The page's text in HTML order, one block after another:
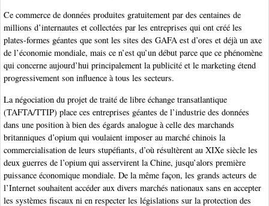
Ce commerce de données produites gratuitement par des centaines de
millions d’internautes et collectées par les entreprises qui ont créé les
plates-formes géantes que sont les sites des GAFA est d’ores et déjà un axe
de l’économie mondiale, mais ce n’est qu’un début parce que ce phénomène
qui concerne aujourd’hui principalement la publicité et le marketing étend
progressivement son influence à tous les secteurs.
La négociation du projet de traité de libre échange transatlantique
(TAFTA/TTIP) place ces entreprises géantes de l’industrie des données
dans une position à bien des égards analogue à celle des marchands
britanniques d’opium qui voulaient imposer au marché chinois la
commercialisation de leurs stupéfiants, d’où résultèrent au XIXe siècle les
deux guerres de l’opium qui asservirent la Chine, jusqu’alors première
puissance économique mondiale. De la même façon, les grands acteurs de
l’Internet souhaitent accéder aux divers marchés nationaux sans en accepter
les systèmes fiscaux ni en respecter les législations sur la protection des